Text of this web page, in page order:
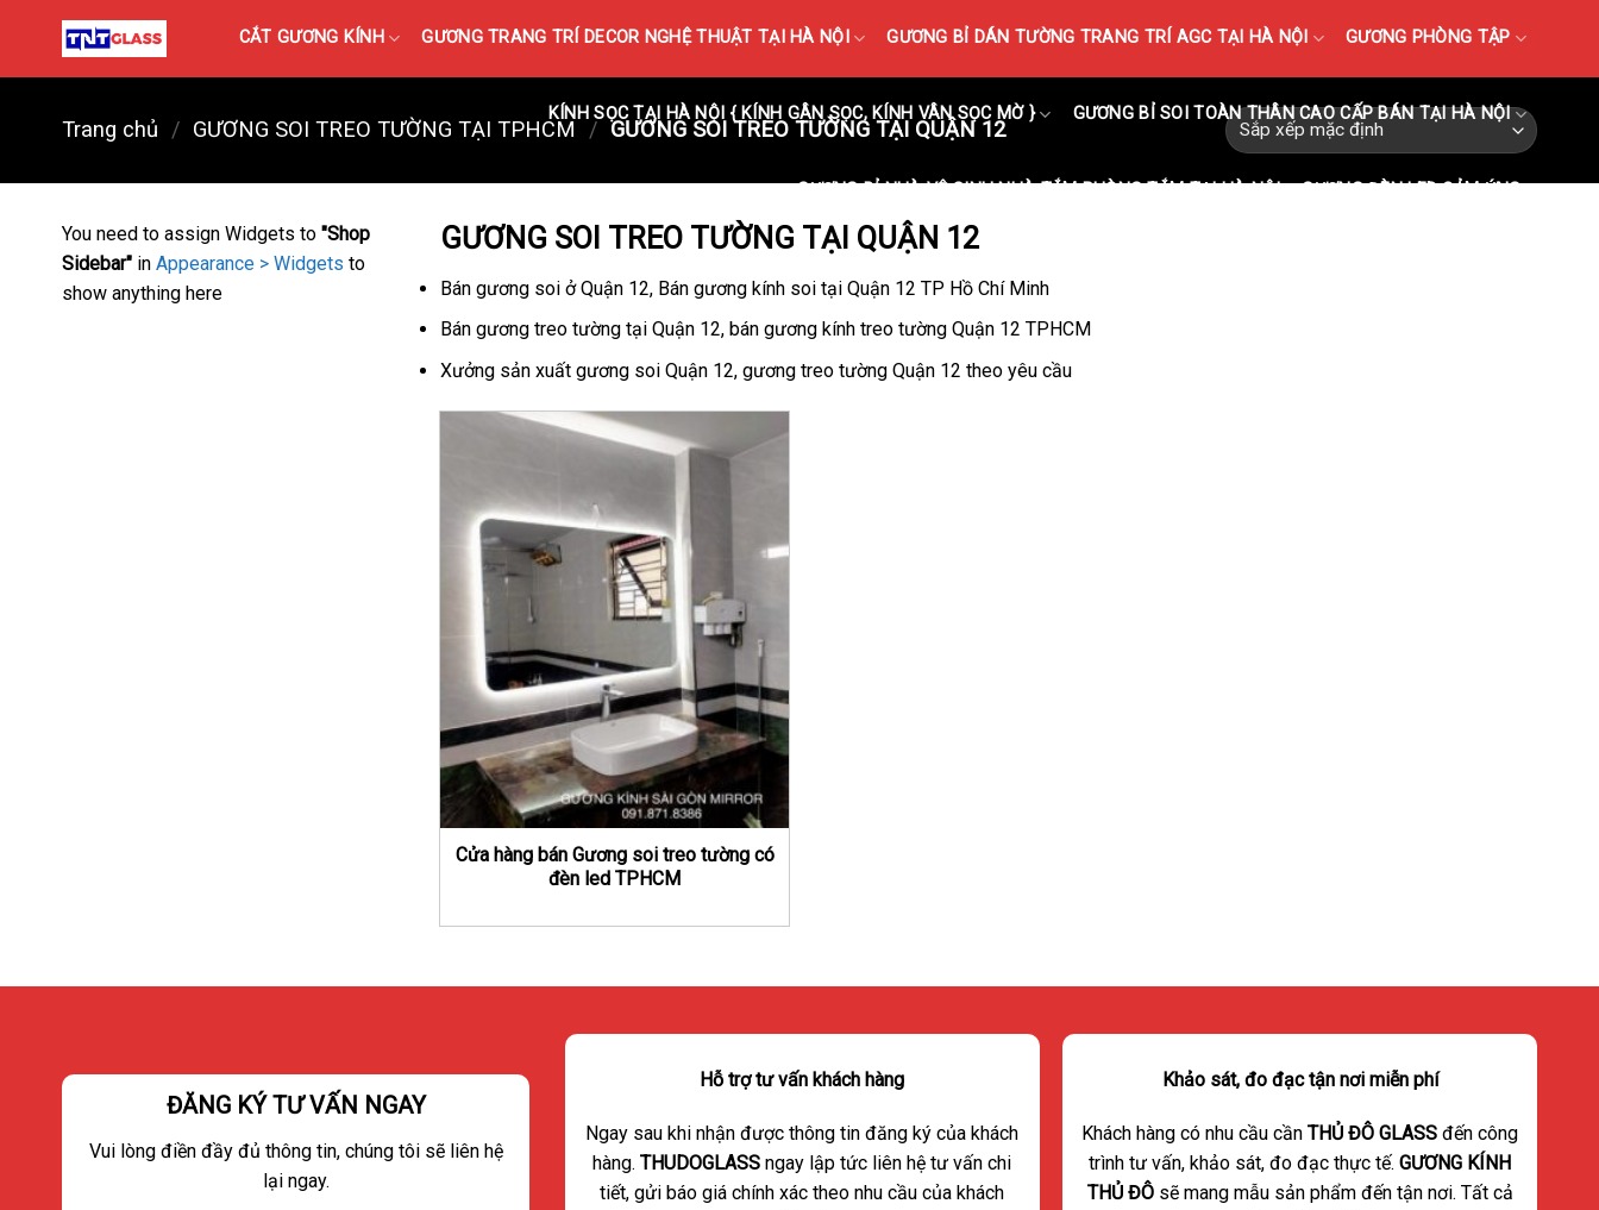
content
CẮT GƯƠNG KÍNH GƯƠNG TRANG TRÍ DECOR NGHỆ THUẬT TẠI HÀ NỘI GƯƠNG BỈ DÁN TƯỜNG TRANG TRÍ AGC TẠI HÀ NỘI GƯƠNG PHÒNG TẬP
KÍNH SỌC TẠI HÀ NỘI { KÍNH GÂN SỌC, KÍNH VÂN SỌC MỜ } GƯƠNG BỈ SOI TOÀN THÂN CAO CẤP BÁN TẠI HÀ NỘI
GƯƠNG BỈ NHÀ VỆ SINH NHÀ TẮM PHÒNG TẮM TẠI HÀ NỘI GƯƠNG ĐÈN LED CẢM ỨNG
Trang chủ / GƯƠNG SOI TREO TƯỜNG TẠI TPHCM / GƯƠNG SOI TREO TƯỜNG TẠI QUẬN 12
You need to assign Widgets to "Shop
Sidebar" in Appearance > Widgets to
show anything here
GƯƠNG SOI TREO TƯỜNG TẠI QUẬN 12
Bán gương soi ở Quận 12, Bán gương kính soi tại Quận 12 TP Hồ Chí Minh
Bán gương treo tường tại Quận 12, bán gương kính treo tường Quận 12 TPHCM
Xưởng sản xuất gương soi Quận 12, gương treo tường Quận 12 theo yêu cầu
Cửa hàng bán Gương soi treo tường có
đèn led TPHCM
ĐĂNG KÝ TƯ VẤN NGAY
Vui lòng điền đầy đủ thông tin, chúng tôi sẽ liên hệ
lại ngay.
Hỗ trợ tư vấn khách hàng
Ngay sau khi nhận được thông tin đăng ký của khách
hàng.THUDOGLASSngay lập tức liên hệ tư vấn chi
tiết, gửi báo giá chính xác theo nhu cầu của khách
Khảo sát, đo đạc tận nơi miễn phí
Khách hàng có nhu cầu cầnTHỦ ĐÔ GLASSđến công
trình tư vấn, khảo sát, đo đạc thực tế.GƯƠNG KÍNH
THỦ ĐÔ sẽ mang mẫu sản phẩm đến tận nơi. Tất cả